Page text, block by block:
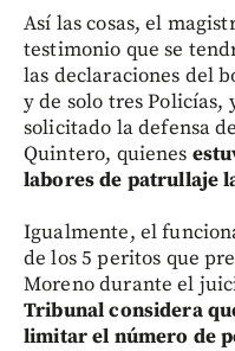
Así las cosas, el
testimonio que se
las declaraciones del
y de solo tres Policías,
solicitado la defensa
Quintero, quienes
labores de patrullaje
Igualmente, el
de los 5 peritos que
Moreno durante el
Tribunal considera
limitar el número de